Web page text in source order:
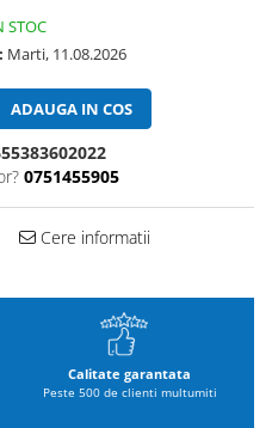
STOC
Marti, 11.08.2026
ADAUGA IN COS
0751455905
Cere informatii
Calitate garantata
Peste 500 de clienti multumiti